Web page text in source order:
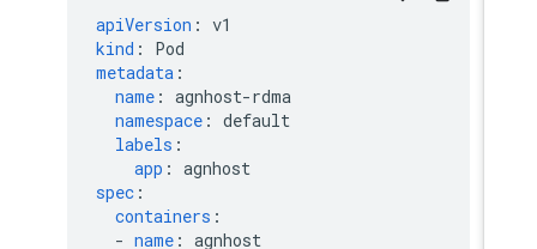
apiVersion:
kind:
metadata
name: agnhost-rdma
namespace: default
labels
app: agnhost
spec
containers
- name: agnhost